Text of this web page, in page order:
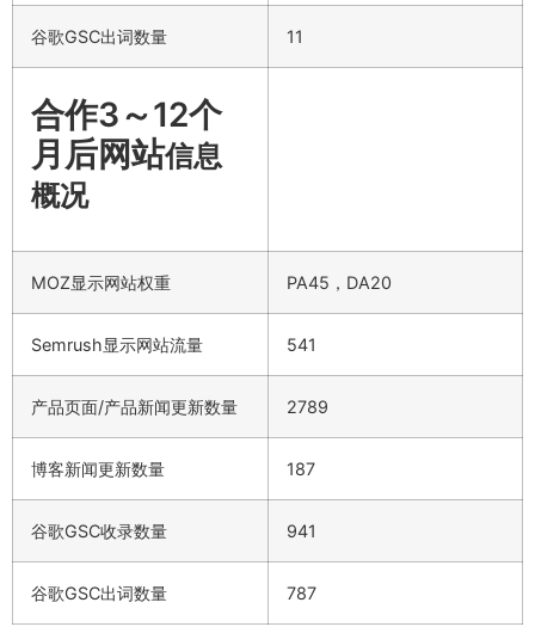
谷歌GSC出词数量 11
合作3～12个
月后网站信息
概况
MOZ显示网站权重 PA45，DA20
Semrush显示网站流量 541
产品页面/产品新闻更新数量 2789
博客新闻更新数量 187
谷歌GSC收录数量 941
谷歌GSC出词数量 787